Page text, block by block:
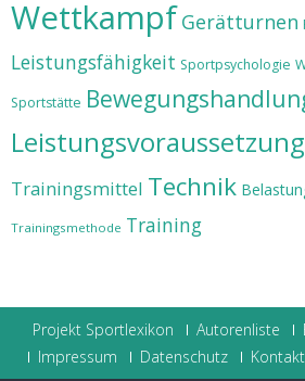
Wettkampf Gerätturnen
Leistungsfähigkeit Sportpsychologie
Sportstätte
Leistungsvoraussetzung
Trainingsmittel Technik
Trainingsmethode Training
Projekt Sportlexikon Autorenliste
Impressum
Datenschutz Kontakt